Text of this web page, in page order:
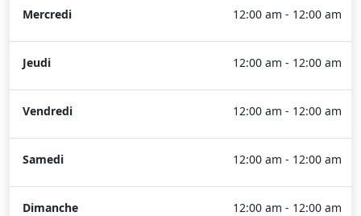
Mercredi 12:00 am - 12:00 am
Jeudi 12:00 am - 12:00 am
Vendredi 12:00 am - 12:00 am
Samedi 12:00 am - 12:00 am
Dimanche 12:00 am - 12:00 am